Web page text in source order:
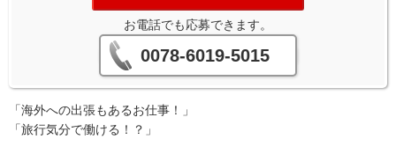
お電話でも応募できます。
0078-6019-5015
「海外への出張もあるお仕事！」
「旅行気分で働ける！？」